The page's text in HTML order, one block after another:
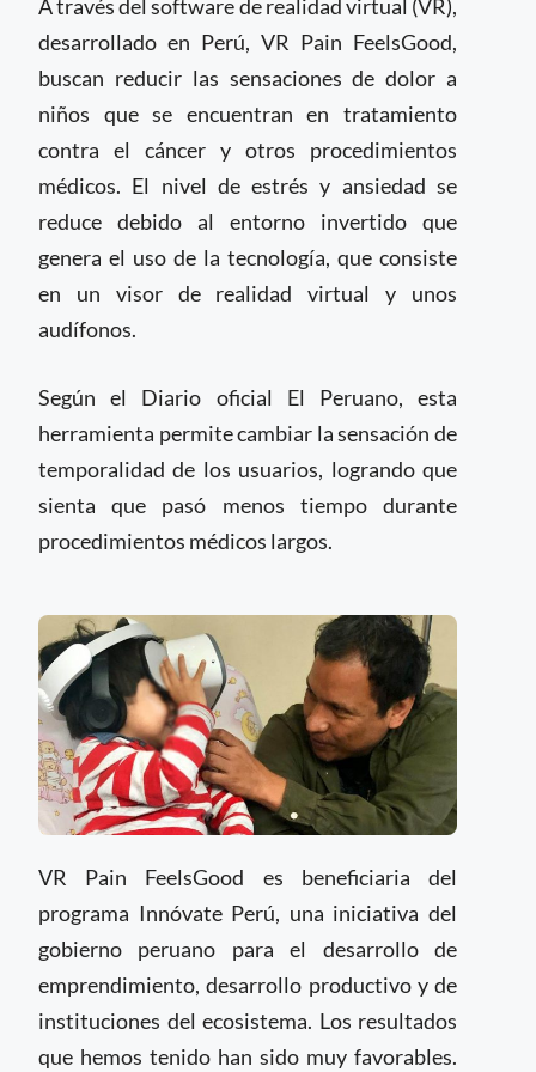
A través del software de realidad virtual (VR),
desarrollado en Perú, VR Pain FeelsGood,
buscan reducir las sensaciones de dolor a
niños que se encuentran en tratamiento
contra el cáncer y otros procedimientos
médicos. El nivel de estrés y ansiedad se
reduce debido al entorno invertido que
genera el uso de la tecnología, que consiste
en un visor de realidad virtual y unos
audífonos.
Según el Diario oficial El Peruano, esta
herramienta permite cambiar la sensación de
temporalidad de los usuarios, logrando que
sienta que pasó menos tiempo durante
procedimientos médicos largos.
VR Pain FeelsGood es beneficiaria del
programa Innóvate Perú, una iniciativa del
gobierno peruano para el desarrollo de
emprendimiento, desarrollo productivo y de
instituciones del ecosistema. Los resultados
que hemos tenido han sido muy favorables.